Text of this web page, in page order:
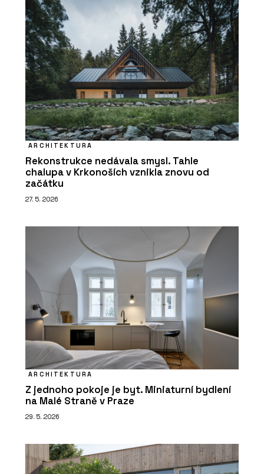
ARCHITEKTURA
Rekonstrukce nedávala smysl. Tahle
chalupa v Krkonoších vznikla znovu od
začátku
27. 5. 2026
ARCHITEKTURA
Z jednoho pokoje je byt. Miniaturní bydlení
na Malé Straně v Praze
29. 5. 2026